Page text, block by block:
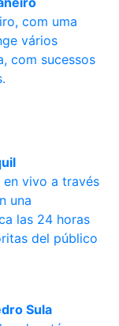
com uma
vários
com sucessos
vivo a través
una
las 24 horas
del público
Sula